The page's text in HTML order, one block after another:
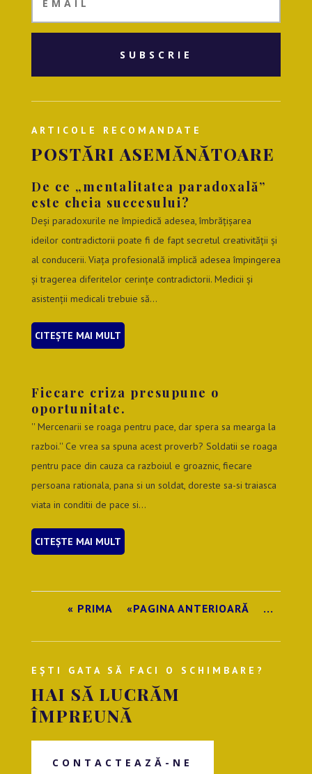
SUBSCRIE
ARTICOLE RECOMANDATE
POSTĂRI ASEMĂNĂTOARE
De ce „mentalitatea paradoxală”
este cheia succesului?
Deși paradoxurile ne împiedică adesea, îmbrățișarea
ideilor contradictorii poate fi de fapt secretul creativității și
al conducerii. Viața profesională implică adesea împingerea
și tragerea diferitelor cerințe contradictorii. Medicii și
asistenții medicali trebuie să...
CITEȘTE MAI MULT
Fiecare criza presupune o
oportunitate.
'' Mercenarii se roaga pentru pace, dar spera sa mearga la
razboi.'' Ce vrea sa spuna acest proverb? Soldatii se roaga
pentru pace din cauza ca razboiul e groaznic, fiecare
persoana rationala, pana si un soldat, doreste sa-si traiasca
viata in conditii de pace si...
CITEȘTE MAI MULT
« PRIMA «PAGINA ANTERIOARĂ ...
EȘTI GATA SĂ FACI O SCHIMBARE?
HAI SĂ LUCRĂM
ÎMPREUNĂ
CONTACTEAZĂ-NE